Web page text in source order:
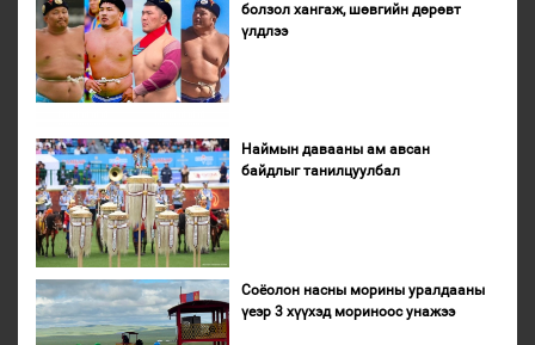
болзол хангаж, шөвгийн дөрөвт
үлдлээ
Наймын давааны ам авсан
байдлыг танилцуулбал
Соёолон насны морины уралдааны
үеэр 3 хүүхэд мориноос унажээ